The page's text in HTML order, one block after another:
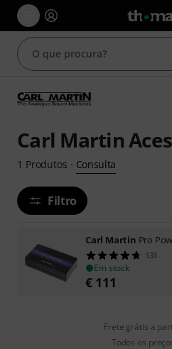
Carl Martin
1 Produtos · Consulta
Filtro
Carl Martin Pro
133
Em stock
€ 111
Frete grátis a
Todos os